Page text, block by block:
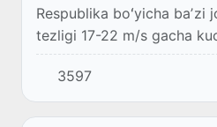
Respublika boʻyicha baʼzi
tezligi 17-22 m/s gacha
Havo harorati 35-40° ni
3597